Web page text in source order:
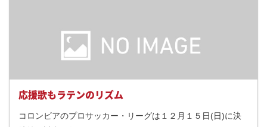
応援歌もラテンのリズム
コロンビアのプロサッカー・リーグは１２月１５日(日)に決